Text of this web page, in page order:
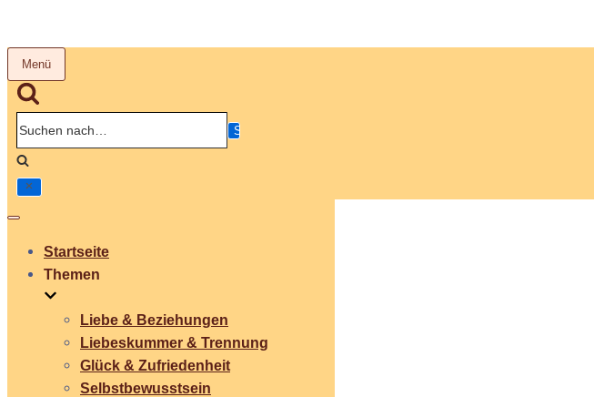
Menü
Navigation
umschalten
Suchen
nach…
Navigation
Startseite
Themen
Liebe & Beziehungen
Liebeskummer & Trennung
Glück & Zufriedenheit
Selbstbewusstsein